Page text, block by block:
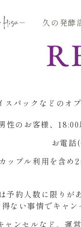
久の発酵
パックなどのオ
性のお客様、
お電話(
カップル利用を含め
予約人数に限りが
ない事情でキャ
ャンセルなど、運